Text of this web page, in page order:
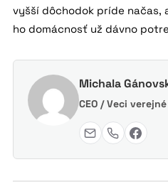
vyšší dôchodok príde
ho domácnosť už dávno
Michala
CEO / Veci verejné